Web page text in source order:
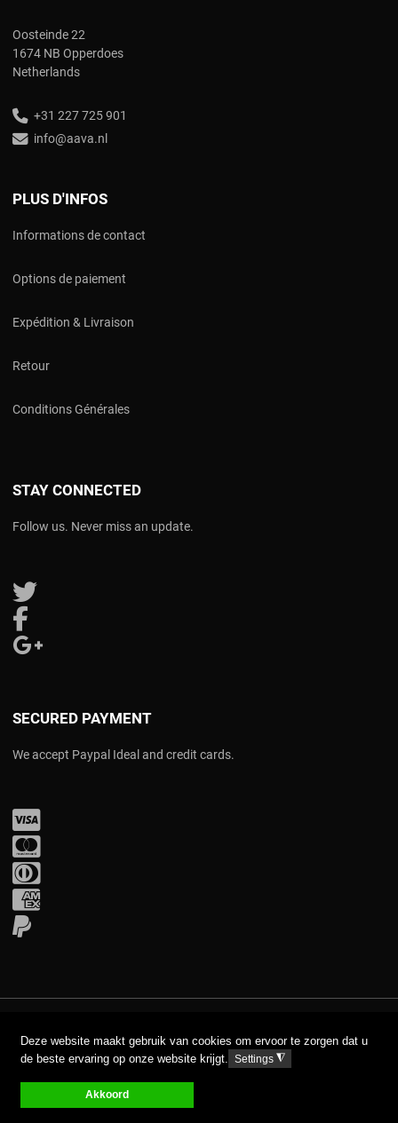
Deze website maakt gebruik van cookies om ervoor te zorgen dat u
de beste ervaring op onze website krijgt.
Settings◮
Akkoord
Oosteinde 22
1674 NB Opperdoes
Netherlands
+31 227 725 901
info@aava.nl
PLUS D'INFOS
Informations de contact
Options de paiement
Expédition & Livraison
Retour
Conditions Générales
STAY CONNECTED
Follow us. Never miss an update.
Follow us on Twitter
SECURED PAYMENT
We accept Paypal Ideal and credit cards.
PayPal
DISCLAIMERPRIVACY GPDR